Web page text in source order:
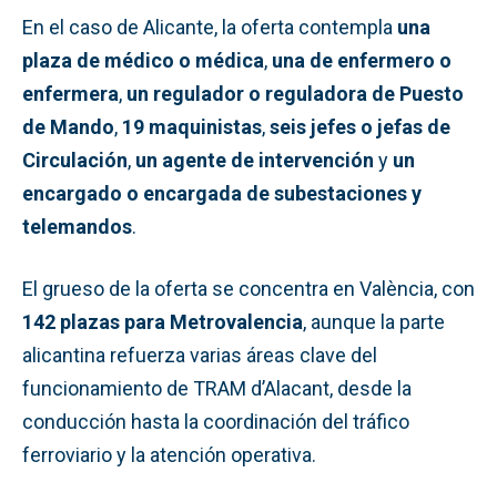
En el caso de Alicante, la oferta contempla una
plaza de médico o médica, una de enfermero o
enfermera, un regulador o reguladora de Puesto
de Mando, 19 maquinistas,seis jefes o jefas de
Circulación, un agente de intervención y un
encargado o encargada de subestaciones y
telemandos.
El grueso de la oferta se concentra en València, con
142 plazas para Metrovalencia, aunque la parte
alicantina refuerza varias áreas clave del
funcionamiento de TRAM d’Alacant, desde la
conducción hasta la coordinación del tráfico
ferroviario y la atención operativa.